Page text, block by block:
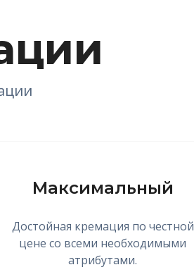
Максимальный
Достойная кремация по честной
цене со всеми необходимыми
атрибутами.